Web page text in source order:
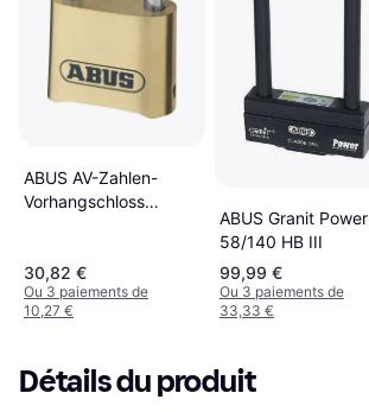
ABUS AV-Zahlen-
Vorhangschloss
30,82 €
Ou 3 paiements de
10,27 €
ABUS Granit Power
58/140 HB III
99,99 €
Ou 3 paiements de
33,33 €
Détails du produit